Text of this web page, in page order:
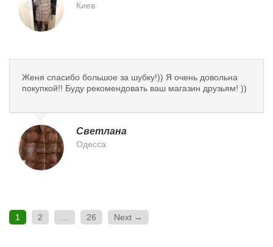
Киев
Женя спасибо большое за шубку!)) Я очень довольна
покупкой!! Буду рекомендовать ваш магазин друзьям! ))
Светлана
Одесса
1 2 26 Next →